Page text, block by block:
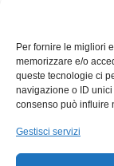
Per fornire le migliori
memorizzare e/o
queste tecnologie ci
navigazione o ID
consenso può influire
Gestisci servizi
camoscio
qualche volta ci
animali di rapina
l’aquila o la volpe
uccide spesso
semplicemente